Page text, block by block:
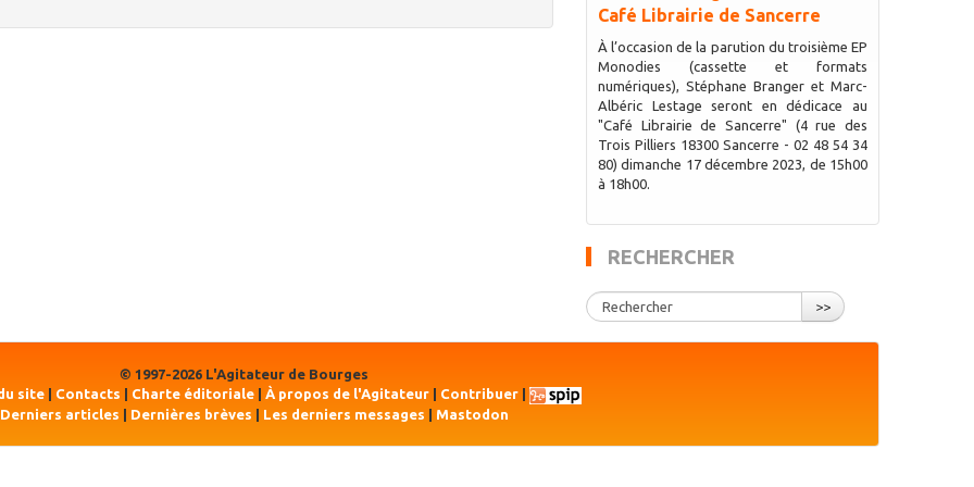
Café Librairie de Sancerre
À l’occasion de la parution du troisième EP
Monodies (cassette et formats
numériques), Stéphane Branger et Marc-
Albéric Lestage seront en dédicace au
"Café Librairie de Sancerre" (4 rue des
Trois Pilliers 18300 Sancerre - 02 48 54 34
80) dimanche 17 décembre 2023, de 15h00
à 18h00.
RECHERCHER
>>
© 1997-2026 L'Agitateur de Bourges
site Contacts Charte éditoriale À propos de l'Agitateur Contribuer
Derniers articles | Dernières brèves | Les derniers messages | Mastodon